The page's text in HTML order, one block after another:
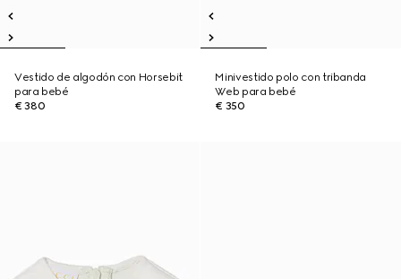
Vestido de algodón con Horsebit
para bebé
€ 380
Minivestido polo con tribanda
Web para bebé
€ 350